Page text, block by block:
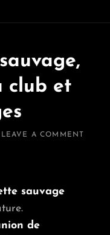
club et
LEAVE A COMMENT
sauvage
de